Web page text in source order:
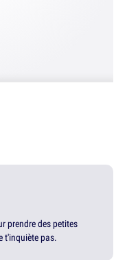
prendre des petites
t'inquiète pas.